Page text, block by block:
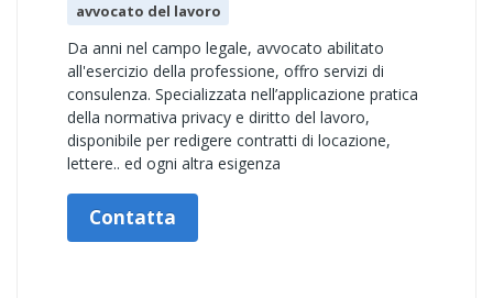
avvocato del lavoro
Da anni nel campo legale, avvocato abilitato
all'esercizio della professione, offro servizi di
consulenza. Specializzata nell’applicazione pratica
della normativa privacy e diritto del lavoro,
disponibile per redigere contratti di locazione,
lettere.. ed ogni altra esigenza
Contatta